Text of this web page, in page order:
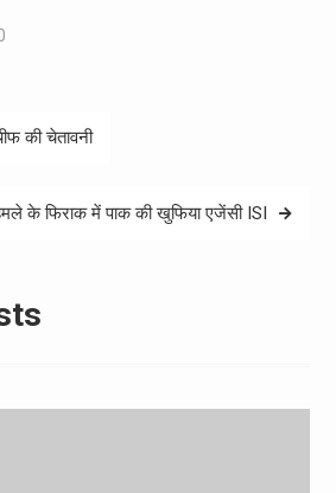
की चेतावनी
के फिराक में पाक की खुफिया एजेंसी ISI